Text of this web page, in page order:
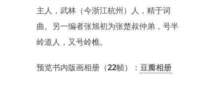
主人，武林（今浙江杭州）人，精于词
曲。另一编者张旭初为张楚叔仲弟，号半
岭道人，又号岭樵。
预览书内版画相册（22帧） ： 豆瓣相册